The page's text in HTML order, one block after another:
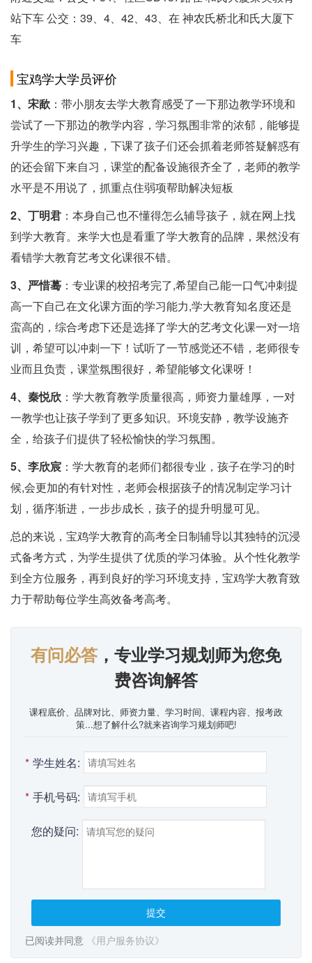
站下车 公交：39、4、42、43、在 神农氏桥北和氏大厦下
车
宝鸡学大学员评价
1、宋歃 ：带小朋友去学大教育感受了一下那边教学环境和
尝试了一下那边的教学内容，学习氛围非常的浓郁，能够提
升学生的学习兴趣，下课了孩子们还会抓着老师答疑解惑有
的还会留下来自习，课堂的配备设施很齐全了，老师的教学
水平是不用说了，抓重点住弱项帮助解决短板
2、丁明君 ：本身自己也不懂得怎么辅导孩子，就在网上找
到学大教育。来学大也是看重了学大教育的品牌，果然没有
看错学大教育艺考文化课很不错。
3、严惜蓦 ：专业课的校招考完了,希望自己能一口气冲刺提
高一下自己在文化课方面的学习能力,学大教育知名度还是
蛮高的，综合考虑下还是选择了学大的艺考文化课一对一培
训，希望可以冲刺一下！试听了一节感觉还不错，老师很专
业而且负责，课堂氛围很好，希望能够文化课呀！
4、秦悦欣 ：学大教育教学质量很高，师资力量雄厚，一对
一教学也让孩子学到了更多知识。环境安静，教学设施齐
全，给孩子们提供了轻松愉快的学习氛围。
5、李欣宸 ：学大教育的老师们都很专业，孩子在学习的时
候,会更加的有针对性，老师会根据孩子的情况制定学习计
划，循序渐进，一步步成长，孩子的提升明显可见。
总的来说，宝鸡学大教育的高考全日制辅导以其独特的沉浸
式备考方式，为学生提供了优质的学习体验。从个性化教学
到全方位服务，再到良好的学习环境支持，宝鸡学大教育致
力于帮助每位学生高效备考高考。
有问必答，专业学习规划师为您免
费咨询解答
课程底价、品牌对比、师资力量、学习时间、课程内容、报考政
策...想了解什么?就来咨询学习规划师吧!
* 学生姓名:
* 手机号码:
您的疑问:
提交
已阅读并同意 《用户服务协议》